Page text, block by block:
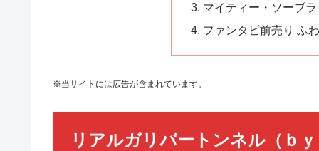
マイティー・ソーブ
ファンタビ前売り ふ
※当サイトには広告が含まれています。
リアルガリバートンネル（ｂ